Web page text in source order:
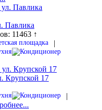
Павлика
11463 ↑
|
Крупской 17
|